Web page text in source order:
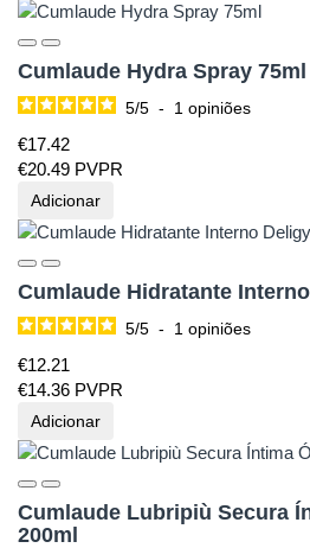
Cumlaude Hydra Spray 75ml
5/5 - 1 opiniões
€17.42
€20.49 PVPR
Adicionar
Cumlaude Hidratante
5/5 - 1 opiniões
€12.21
€14.36 PVPR
Adicionar
Cumlaude Lubripiù Secura
200ml